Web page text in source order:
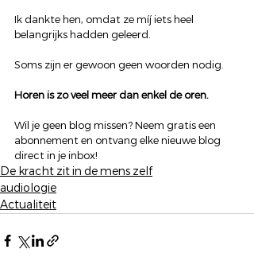
Ik dankte hen, omdat ze míj iets heel
belangrijks hadden geleerd.
Soms zijn er gewoon geen woorden nodig.
Horen is zo veel meer dan enkel de oren.
Wil je geen blog missen? Neem gratis een
abonnement en ontvang elke nieuwe blog
direct in je inbox!
De kracht zit in de mens zelf
audiologie
Actualiteit